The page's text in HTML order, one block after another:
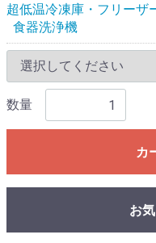
超低温冷凍庫・フリーザ
食器洗浄機
数量
カ
お